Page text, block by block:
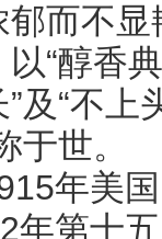
而不
“醇香
及“不上
于世。
年美
年第十